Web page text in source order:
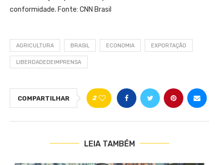
conformidade. Fonte: CNN Brasil
AGRICULTURA BRASIL ECONOMIA EXPORTAÇÃO
LIBERDADEDEIMPRENSA
COMPARTILHAR 2
LEIA TAMBÉM